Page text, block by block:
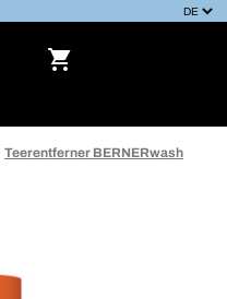
Teerentferner BERNERwash